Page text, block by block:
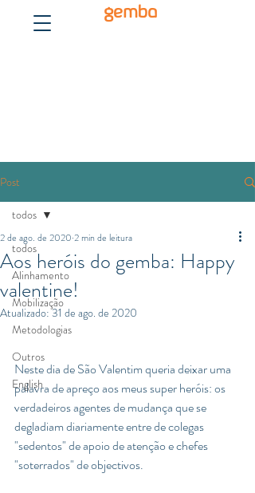
gemba
Post
todos
Alinhamento
Mobilização
Metodologias
Outros
English
todos
Aos heróis do gemba: Happy
valentine!
2 de ago. de 2020 2 min de leitura
Atualizado:31 de ago. de 2020
Neste dia de São Valentim queria deixar uma
palavra de apreço aos meus super heróis: os
verdadeiros agentes de mudança que se
degladiam diariamente entre de colegas
"sedentos" de apoio de atenção e chefes
"soterrados" de objectivos.